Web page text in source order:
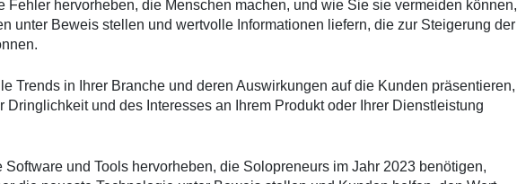
Fehler hervorheben, die Menschen machen, und wie Sie sie vermeiden können,
unter Beweis stellen und wertvolle Informationen liefern, die zur Steigerung der
Trends in Ihrer Branche und deren Auswirkungen auf die Kunden präsentieren,
Dringlichkeit und des Interesses an Ihrem Produkt oder Ihrer Dienstleistung
Software und Tools hervorheben, die Solopreneurs im Jahr 2023 benötigen,